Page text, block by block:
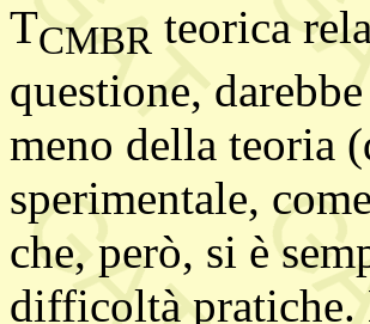
TCMBR teorica
questione,
meno della teoria
sperimentale,
che, però, si è
difficoltà pratiche.